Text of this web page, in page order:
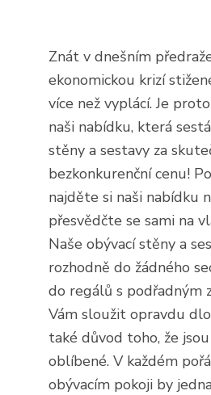
Znát v dnešním
ekonomickou krizí
více než vyplácí. Je
naši nabídku, která
stěny a sestavy za
bezkonkurenční cenu!
najděte si naši nabídku
přesvědčte se sami na
Naše obývací stěny a
rozhodně do žádného
do regálů s podřadným
Vám sloužit opravdu
také důvod toho, že
oblíbené. V každém
obývacím pokoji by